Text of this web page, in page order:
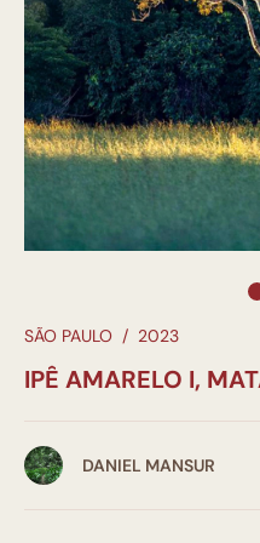
SÃO PAULO / 2023
IPÊ AMARELO I,
DANIEL MANSUR